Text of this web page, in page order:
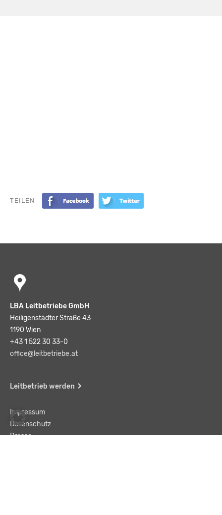
TEILEN
LBA Leitbetriebe GmbH
Heiligenstädter Straße 43
1190 Wien
+43 1 522 30 33-0
office@leitbetriebe.at
Leitbetrieb werden
Impressum
Datenschutz
Presse